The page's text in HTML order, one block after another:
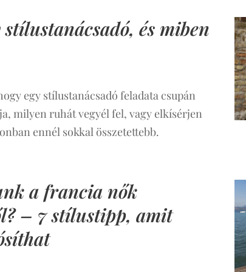
és miben
egy stílustanácsadó feladata csupán
milyen ruhát vegyél fel, vagy elkísérjen
ennél sokkal összetettebb.
a francia nők
– 7 stílustipp, amit